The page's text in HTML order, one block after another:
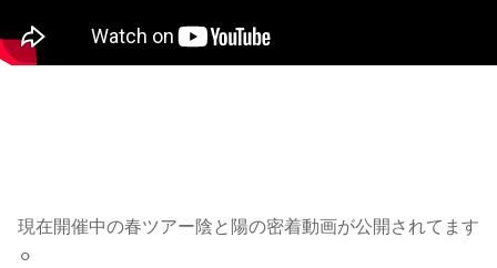
現在開催中の春ツアー陰と陽の密着動画が公開されてます
⚪︎